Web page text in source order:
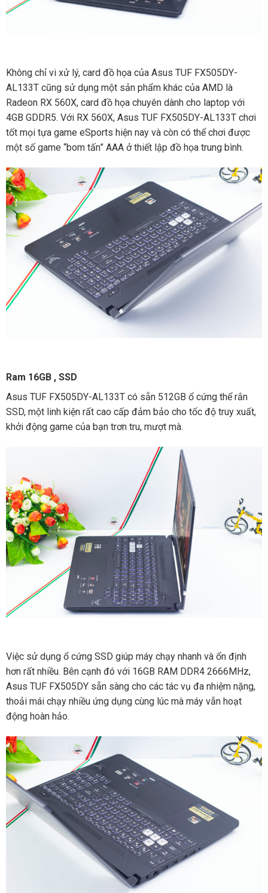
Không chỉ vi xử lý, card đồ họa của Asus TUF FX505DY-
AL133T cũng sử dụng một sản phẩm khác của AMD là
Radeon RX 560X, card đồ họa chuyên dành cho laptop với
4GB GDDR5. Với RX 560X, Asus TUF FX505DY-AL133T chơi
tốt mọi tựa game eSports hiện nay và còn có thể chơi được
một số game “bom tấn” AAA ở thiết lập đồ họa trung bình.
Ram 16GB , SSD
Asus TUF FX505DY-AL133T có sẵn 512GB ổ cứng thể rắn
SSD, một linh kiện rất cao cấp đảm bảo cho tốc độ truy xuất,
khởi động game của bạn trơn tru, mượt mà.
Việc sử dụng ổ cứng SSD giúp máy chạy nhanh và ổn định
hơn rất nhiều. Bên cạnh đó với 16GB RAM DDR4 2666MHz,
Asus TUF FX505DY sẵn sàng cho các tác vụ đa nhiệm nặng,
thoải mái chạy nhiều ứng dụng cùng lúc mà máy vẫn hoạt
động hoàn hảo.